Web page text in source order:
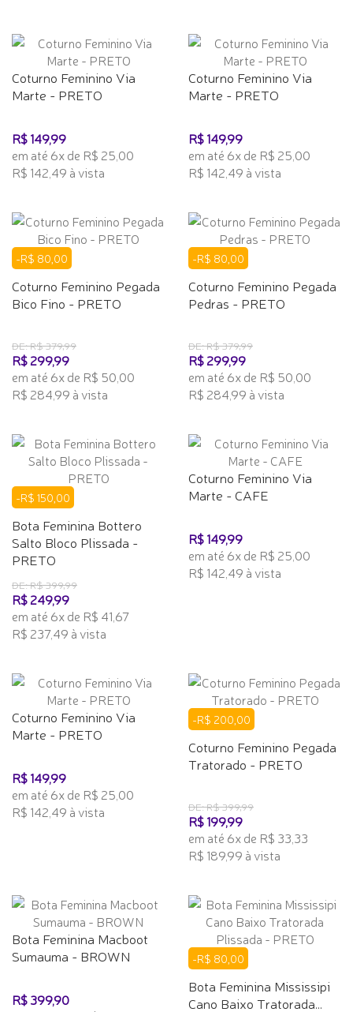
Coturno Feminino Via
Marte - PRETO
R$ 149,99
em até 6x de R$ 25,00
R$ 142,49 à vista
Coturno Feminino Via
Marte - PRETO
R$ 149,99
em até 6x de R$ 25,00
R$ 142,49 à vista
-R$ 80,00
Coturno Feminino Pegada
Bico Fino - PRETO
DE: R$ 379,99
R$ 299,99
em até 6x de R$ 50,00
R$ 284,99 à vista
-R$ 80,00
Coturno Feminino Pegada
Pedras - PRETO
DE: R$ 379,99
R$ 299,99
em até 6x de R$ 50,00
R$ 284,99 à vista
-R$ 150,00
Bota Feminina Bottero
Salto Bloco Plissada -
PRETO
DE: R$ 399,99
R$ 249,99
em até 6x de R$ 41,67
R$ 237,49 à vista
Coturno Feminino Via
Marte - CAFE
R$ 149,99
em até 6x de R$ 25,00
R$ 142,49 à vista
Coturno Feminino Via
Marte - PRETO
R$ 149,99
em até 6x de R$ 25,00
R$ 142,49 à vista
-R$ 200,00
Coturno Feminino Pegada
Tratorado - PRETO
DE: R$ 399,99
R$ 199,99
em até 6x de R$ 33,33
R$ 189,99 à vista
Bota Feminina Macboot
Sumauma - BROWN
R$ 399,90
-R$ 80,00
Bota Feminina Mississipi
Cano Baixo Tratorada...